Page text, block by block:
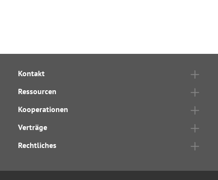
Kontakt
Ressourcen
Kooperationen
Verträge
Rechtliches